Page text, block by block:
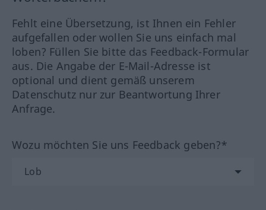
Fehlt eine Übersetzung, ist Ihnen ein Fehler
aufgefallen oder wollen Sie uns einfach mal
loben? Füllen Sie bitte das Feedback-Formular
aus. Die Angabe der E-Mail-Adresse ist
optional und dient gemäß unserem
Datenschutz nur zur Beantwortung Ihrer
Anfrage.
Wozu möchten Sie uns Feedback geben?*